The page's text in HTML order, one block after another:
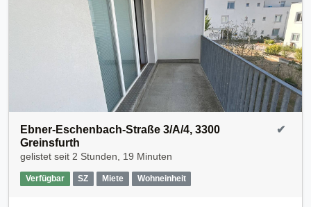
Ebner-Eschenbach-Straße 3/A/4, 3300
Greinsfurth
gelistet seit 2 Stunden, 19 Minuten
Verfügbar SZ Miete Wohneinheit
✔